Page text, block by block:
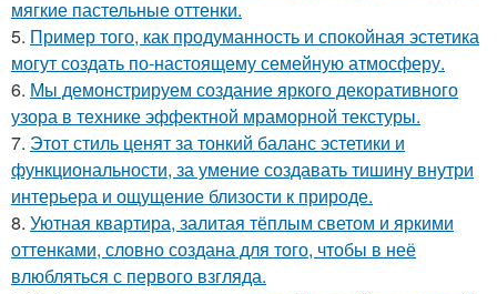
мягкие пастельные оттенки.
5. Пример того, как продуманность и спокойная эстетика
могут создать по-настоящему семейную атмосферу.
6. Мы демонстрируем создание яркого декоративного
узора в технике эффектной мраморной текстуры.
7. Этот стиль ценят за тонкий баланс эстетики и
функциональности, за умение создавать тишину внутри
интерьера и ощущение близости к природе.
8. Уютная квартира, залитая тёплым светом и яркими
оттенками, словно создана для того, чтобы в неё
влюбляться с первого взгляда.